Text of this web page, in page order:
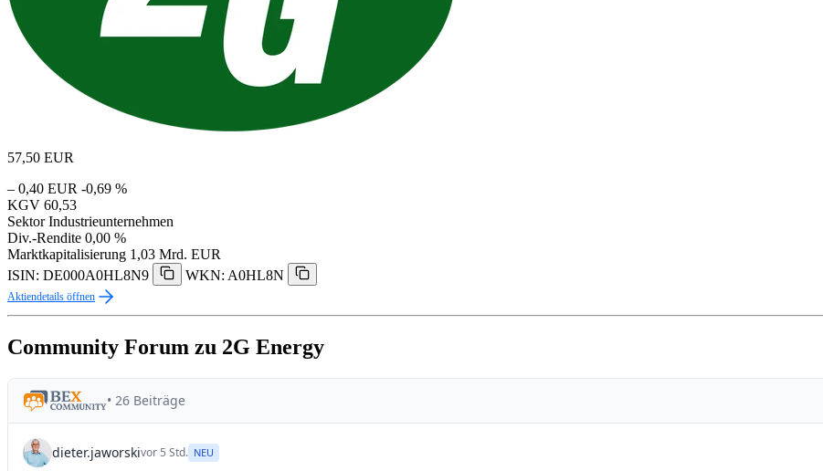
57,50 EUR
– 0,40 EUR -0,69 %
KGV 60,53
Sektor Industrieunternehmen
Div.-Rendite 0,00 %
Marktkapitalisierung 1,03 Mrd. EUR
ISIN: DE000A0HL8N9
WKN: A0HL8N
Aktiendetails öffnen
Community Forum zu 2G Energy